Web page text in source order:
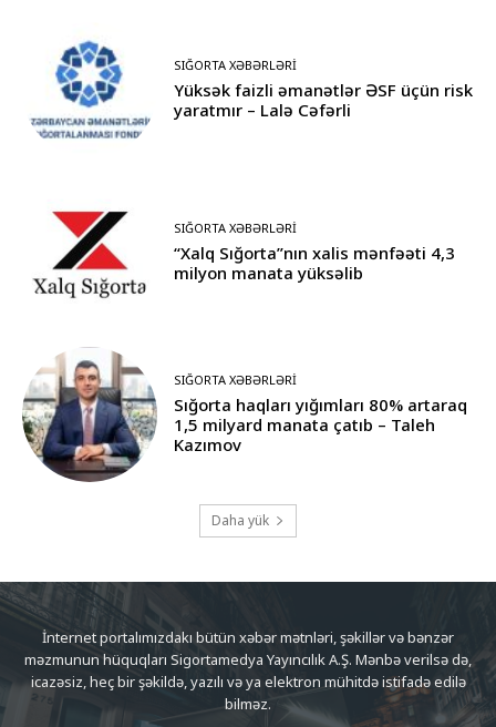
SIĞORTA XƏBƏRLƏRI
Yüksək faizli əmanətlər ƏSF üçün risk
yaratmır – Lalə Cəfərli
SIĞORTA XƏBƏRLƏRI
“Xalq Sığorta”nın xalis mənfəəti 4,3
milyon manata yüksəlib
SIĞORTA XƏBƏRLƏRI
Sığorta haqları yığımları 80% artaraq
1,5 milyard manata çatıb – Taleh
Kazımov
Daha yük
İnternet portalımızdakı bütün xəbər mətnləri, şəkillər və bənzər
məzmunun hüquqları Sigortamedya Yayıncılık A.Ş. Mənbə verilsə də,
icazəsiz, heç bir şəkildə, yazılı və ya elektron mühitdə istifadə edilə
bilməz.